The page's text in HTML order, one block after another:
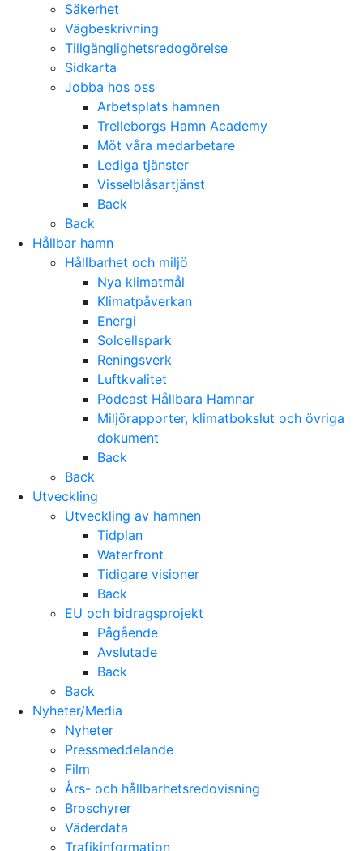
Säkerhet
Vägbeskrivning
Tillgänglighetsredogörelse
Sidkarta
Jobba hos oss
Arbetsplats hamnen
Trelleborgs Hamn Academy
Möt våra medarbetare
Lediga tjänster
Visselblåsartjänst
Back
Back
Hållbar hamn
Hållbarhet och miljö
Nya klimatmål
Klimatpåverkan
Energi
Solcellspark
Reningsverk
Luftkvalitet
Podcast Hållbara Hamnar
Miljörapporter, klimatbokslut och övriga
dokument
Back
Back
Utveckling
Utveckling av hamnen
Tidplan
Waterfront
Tidigare visioner
Back
EU och bidragsprojekt
Pågående
Avslutade
Back
Back
Nyheter/Media
Nyheter
Pressmeddelande
Film
Års- och hållbarhetsredovisning
Broschyrer
Väderdata
Trafikinformation